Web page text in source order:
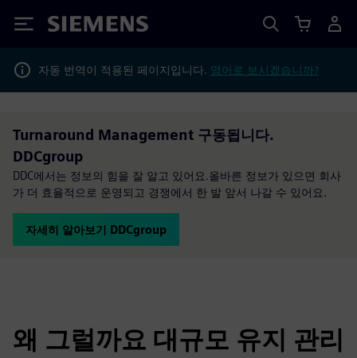
Siemens
자동 번역이 적용된 페이지입니다. 영어로 보시겠습니까?
Turnaround Management 구동됩니다.
DDCgroup
DDC에서는 정보의 힘을 잘 알고 있어요.올바른 정보가 있으면 회사
가 더 효율적으로 운영되고 경쟁에서 한 발 앞서 나갈 수 있어요.
자세히 알아보기 DDCgroup
왜 그럴까요 대규모 유지 관리